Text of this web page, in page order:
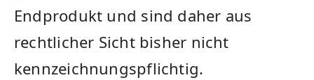
Endprodukt und sind daher ​aus
rechtlicher Sicht bisher nicht
kennzeichnungspflichtig.